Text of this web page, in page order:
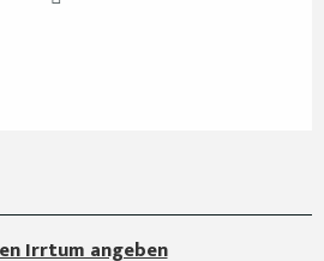
Irrtum angeben